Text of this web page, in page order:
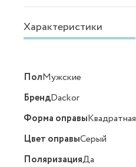
Характеристики
ПолМужские
БрендDackor
Форма оправыКвадратная
Цвет оправыСерый
ПоляризацияДа